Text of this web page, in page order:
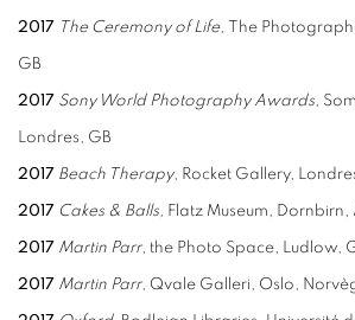
2017 The Ceremony of Life, The
GB
2017 Sony World Photography Awards,
Londres, GB
2017 Beach Therapy, Rocket Gallery,
2017 Cakes & Balls, Flatz Museum, Dornbirn,
2017 Martin Parr, the Photo Space, Ludlow,
2017 Martin Parr, Qvale Galleri, Oslo,